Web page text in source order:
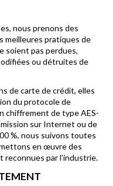
nous prenons des
meilleures pratiques de
soient pas perdues,
ou détruites de
de carte de crédit, elles
du protocole de
chiffrement de type AES-
sur Internet ou de
%, nous suivons toutes
en œuvre des
par l’industrie.